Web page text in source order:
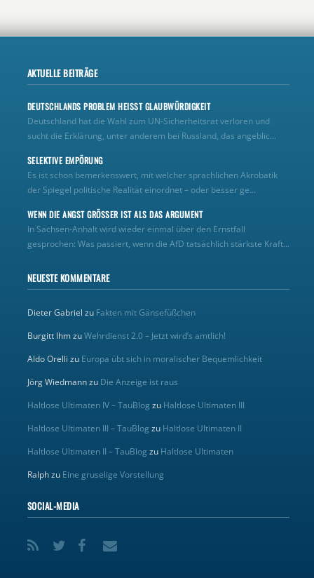
AKTUELLE BEITRÄGE
DEUTSCHLANDS PROBLEM HEISST GLAUBWÜRDIGKEIT
Deutschland hat die Wahl zum UN‑Sicherheitsrat verloren und
sucht die Erklärung, unter anderem bei Russland, das angeblic...
SELEKTIVE EMPÖRUNG
Es ist schon bemerkenswert, mit welcher sprachlichen Akrobatik
der Spiegel politische Realität einordnet – oder besser ge...
WENN DIE ANGST GRÖSSER IST ALS DAS ARGUMENT
In Sachsen-Anhalt wird wieder einmal über den Ernstfall
gesprochen: Was passiert, wenn die AfD tatsächlich stärkste Kraft...
NEUESTE KOMMENTARE
Dieter Gabriel zu Fakten mit Gänsefüßchen
Burgitt IhmzuWehrdienst 2.0 – Jetzt wird’s amtlich!
Aldo Orelli zu Europa übt sich in moralischer Bequemlichkeit
Jörg Wiedmannzu Die Anzeige ist raus
Haltlose Ultimaten IV – TauBlog zu Haltlose Ultimaten III
Haltlose Ultimaten III – TauBlog zu Haltlose Ultimaten II
Haltlose Ultimaten II – TauBlog zu Haltlose Ultimaten
Ralphzu Eine gruselige Vorstellung
SOCIAL-MEDIA